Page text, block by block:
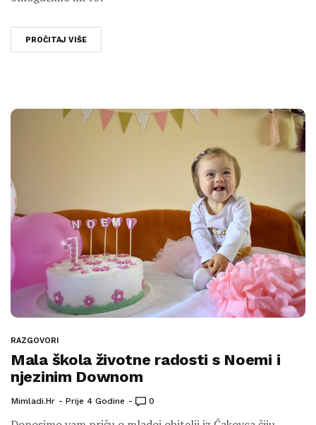
PROČITAJ VIŠE
RAZGOVORI
Mala škola životne radosti s Noemi i
njezinim Downom
Mimladi.hr Prije 4 Godine 0